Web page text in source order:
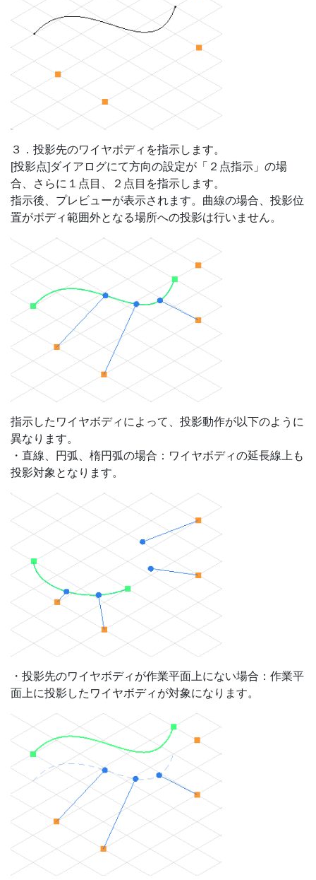
３．投影先のワイヤボディを指示します。
[投影点]ダイアログにて方向の設定が「２点指示」の場
合、さらに１点目、２点目を指示します。
指示後、プレビューが表示されます。曲線の場合、投影位
置がボディ範囲外となる場所への投影は行いません。
指示したワイヤボディによって、投影動作が以下のように
異なります。
・直線、円弧、楕円弧の場合：ワイヤボディの延長線上も
投影対象となります。
・投影先のワイヤボディが作業平面上にない場合：作業平
面上に投影したワイヤボディが対象になります。